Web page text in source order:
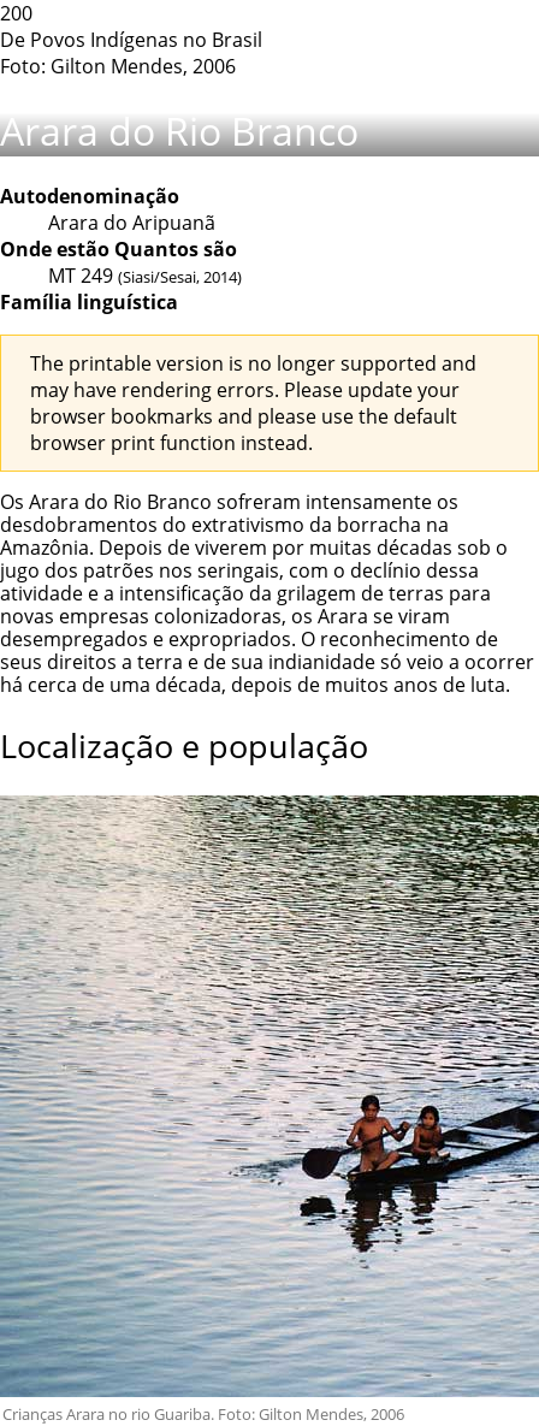
200
De Povos Indígenas no Brasil
Foto: Gilton Mendes, 2006
Arara do Rio Branco
Autodenominação
Arara do Aripuanã
Onde estão Quantos são
MT249 (Siasi/Sesai, 2014)
Família linguística
The printable version is no longer supported and
may have rendering errors. Please update your
browser bookmarks and please use the default
browser print function instead.
Os Arara do Rio Branco sofreram intensamente os
desdobramentos do extrativismo da borracha na
Amazônia. Depois de viverem por muitas décadas sob o
jugo dos patrões nos seringais, com o declínio dessa
atividade e a intensificação da grilagem de terras para
novas empresas colonizadoras, os Arara se viram
desempregados e expropriados. O reconhecimento de
seus direitos a terra e de sua indianidade só veio a ocorrer
há cerca de uma década, depois de muitos anos de luta.
Localização e população
Crianças Arara no rio Guariba. Foto: Gilton Mendes, 2006